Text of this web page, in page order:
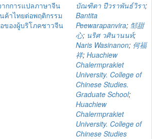
กการแปลภาษาจีน
ค้าไทยต่อพฤติกรรม
ของผู้บริโภคชาวจีน
บัณฑิตา ปีวราพันธ์วิรา;
Bantita
Peewarapanvira; 邹甜
心; นริศ วศินานนท์;
Naris Wasinanon; 何福
祥; Huachiew
Chalermprakiet
University. College of
Chinese Studies.
Graduate School;
Huachiew
Chalermprakiet
University. College of
Chinese Studies